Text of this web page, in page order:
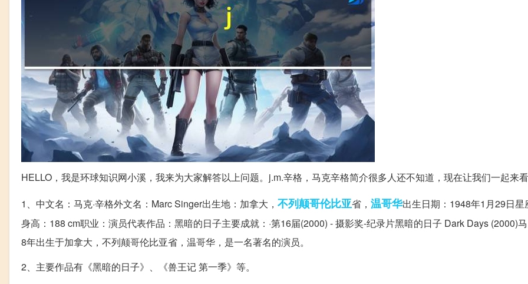
HELLO，我是环球知识网小溪，我来为大家解答以上问题。j.m.辛格，马克辛格简介很多人还不知道，现在让我们一起来
1、中文名：马克·辛格外文名：Marc Singer出生地：加拿大， 不列颠哥伦比亚省， 温哥华出生日期：1948年1月29日星
身高：188 cm职业：演员代表作品：黑暗的日子主要成就：·第16届(2000) - 摄影奖-纪录片黑暗的日子 Dark Days (2000)
8年出生于加拿大，不列颠哥伦比亚省，温哥华，是一名著名的演员。
2、主要作品有《黑暗的日子》、《兽王记 第一季》等。